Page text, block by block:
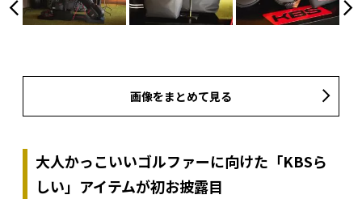
画像をまとめて見る
大人かっこいいゴルファーに向けた「KBSら
しい」アイテムが初お披露目